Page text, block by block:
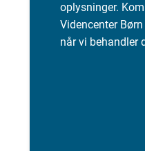
oplysninger.
Videncenter
når vi behandler